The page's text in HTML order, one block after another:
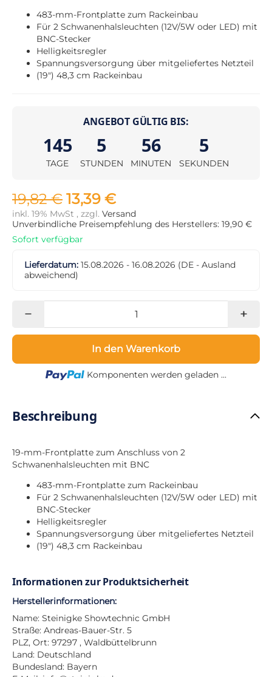
483-mm-Frontplatte zum Rackeinbau
Für 2 Schwanenhalsleuchten (12V/5W oder LED) mit
BNC-Stecker
Helligkeitsregler
Spannungsversorgung über mitgeliefertes Netzteil
(19") 48,3 cm Rackeinbau
ANGEBOT GÜLTIG BIS:
145
TAGE
5
STUNDEN
56
MINUTEN
4
SEKUNDEN
19,82 € 13,39 €
inkl. 19% MwSt , zzgl. Versand
Unverbindliche Preisempfehlung des Herstellers: 19,90 €
Sofort verfügbar
Lieferdatum: 15.08.2026 - 16.08.2026 (DE - Ausland
abweichend)
In den Warenkorb
Loading...
Komponenten werden geladen ...
Beschreibung
19-mm-Frontplatte zum Anschluss von 2
Schwanenhalsleuchten mit BNC
483-mm-Frontplatte zum Rackeinbau
Für 2 Schwanenhalsleuchten (12V/5W oder LED) mit
BNC-Stecker
Helligkeitsregler
Spannungsversorgung über mitgeliefertes Netzteil
(19") 48,3 cm Rackeinbau
Informationen zur Produktsicherheit
Herstellerinformationen:
Name: Steinigke Showtechnic GmbH
Straße: Andreas-Bauer-Str. 5
PLZ, Ort: 97297 , Waldbüttelbrunn
Land: Deutschland
Bundesland: Bayern